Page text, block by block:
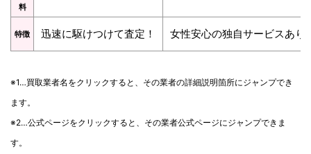
料
特徴 迅速に駆けつけて査定！ 女性安心の独自サービスあり
※1…買取業者名をクリックすると、その業者の詳細説明箇所にジャンプでき
ます。
※2…公式ページをクリックすると、その業者公式ページにジャンプできま
す。